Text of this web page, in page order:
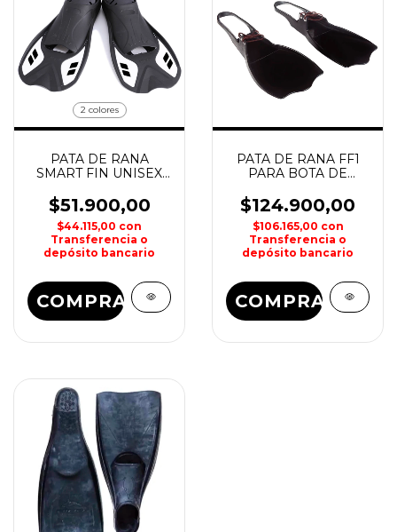
2 colores
PATA DE RANA
SMART FIN UNISEX
$51.900,00
$44.115,00 con
Transferencia o
depósito bancario
COMPRAR
PATA DE RANA FF1
PARA BOTA DE
$124.900,00
$106.165,00 con
Transferencia o
depósito bancario
COMPRAR